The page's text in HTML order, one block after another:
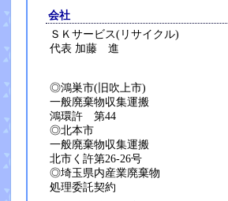
会社
ＳＫサービス(リサイクル)
代表 加藤 進
◎鴻巣市(旧吹上市)
一般廃棄物収集運搬
鴻環許 第44
◎北本市
一般廃棄物収集運搬
北市く許第26-26号
◎埼玉県内産業廃棄物
処理委託契約